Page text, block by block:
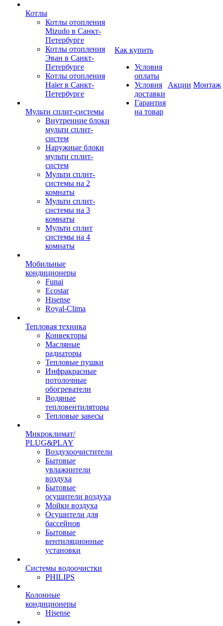
Котлы
Котлы отопления
Mizudo в Санкт-
Петербурге
Котлы отопления
Эван в Санкт-
Петербурге
Котлы отопления
Haier в Санкт-
Петербурге
Мульти сплит-системы
Внутренние блоки
мульти сплит-
систем
Наружные блоки
мульти сплит-
систем
Мульти сплит-
системы на 2
комнаты
Мульти сплит-
системы на 3
комнаты
Мульти сплит
системы на 4
комнаты
Мобильные
кондиционеры
Funai
Ecostar
Hisense
Royal-Clima
Тепловая техника
Конвекторы
Масляные
радиаторы
Тепловые пушки
Инфракрасные
потолочные
обогреватели
Водяные
тепловентиляторы
Тепловые завесы
Микроклимат/
PLUG&PLAY
Воздухоочистители
Бытовые
увлажнители
воздуха
Бытовые
осушители воздуха
Мойки воздуха
Осушители для
бассейнов
Бытовые
вентиляционные
установки
Системы водоочистки
PHILIPS
Колонные
кондиционеры
Hisense
Как купить
Условия
оплаты
Условия
доставки
Гарантия
на товар
Акции Монтаж